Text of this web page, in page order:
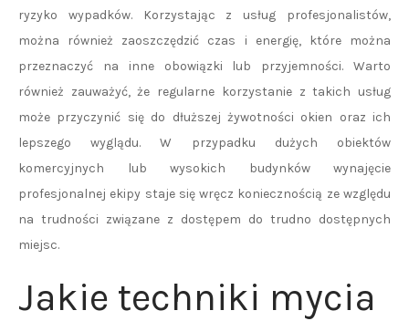
ryzyko wypadków. Korzystając z usług profesjonalistów,
można również zaoszczędzić czas i energię, które można
przeznaczyć na inne obowiązki lub przyjemności. Warto
również zauważyć, że regularne korzystanie z takich usług
może przyczynić się do dłuższej żywotności okien oraz ich
lepszego wyglądu. W przypadku dużych obiektów
komercyjnych lub wysokich budynków wynajęcie
profesjonalnej ekipy staje się wręcz koniecznością ze względu
na trudności związane z dostępem do trudno dostępnych
miejsc.
Jakie techniki mycia